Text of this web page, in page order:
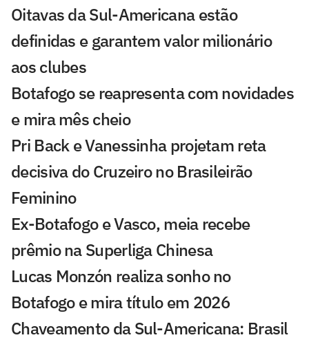
Oitavas da Sul-Americana estão
definidas e garantem valor milionário
aos clubes
Botafogo se reapresenta com novidades
e mira mês cheio
Pri Back e Vanessinha projetam reta
decisiva do Cruzeiro no Brasileirão
Feminino
Ex-Botafogo e Vasco, meia recebe
prêmio na Superliga Chinesa
Lucas Monzón realiza sonho no
Botafogo e mira título em 2026
Chaveamento da Sul-Americana: Brasil